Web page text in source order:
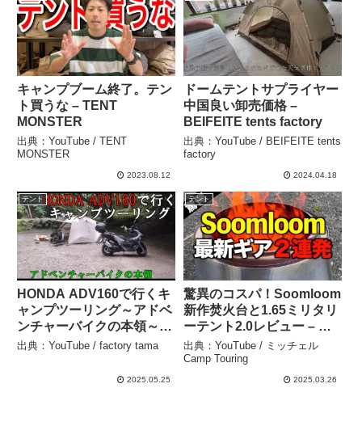
キャンプブーム終了。テン
ト買うな – TENT
MONSTER
出典：YouTube / TENT
MONSTER
2023.08.12
ドームテントサプライヤー
中国良い卸売価格 –
BEIFEITE tents factory
出典：YouTube / BEIFEITE tents
factory
2024.04.18
テント
HONDA ADV160で行くキ
ャンプツーリング～アドベ
ンチャーバイクの本領～ –
factory tama
出典：YouTube / factory tama
2025.05.25
テント
驚異のコスパ！Soomloom
新作焚火台と1.65ミリタリ
ーテント2.0レビュー – ミ
ッチェル Camp Touring
出典：YouTube / ミッチェル
Camp Touring
2025.03.26